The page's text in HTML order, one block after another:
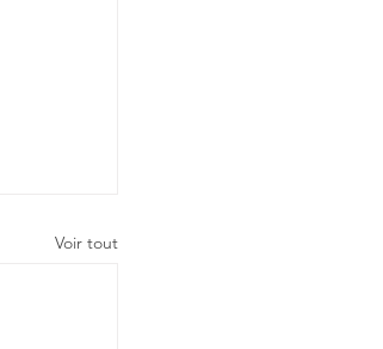
Voir tout